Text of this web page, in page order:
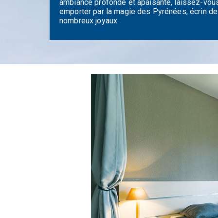
ambiance profonde et apaisante, laissez-
emporter par la magie des Pyrénées, écrin de
nombreux joyaux.